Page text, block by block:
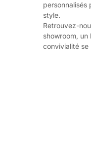
personnalisés
style.
Retrouvez-
showroom, un
convivialité se